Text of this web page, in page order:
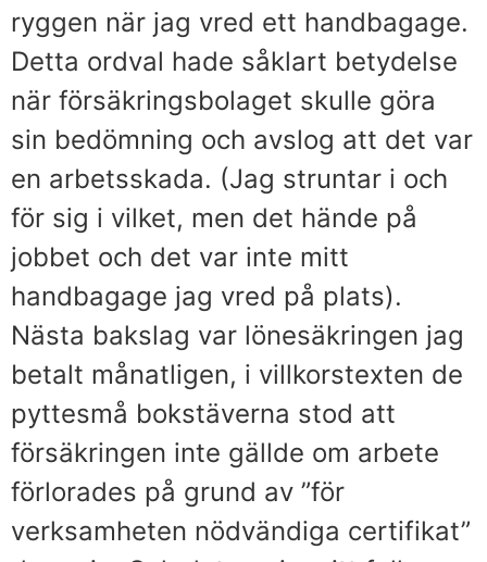
ryggen när jag vred ett handbagage.
Detta ordval hade såklart betydelse
när försäkringsbolaget skulle göra
sin bedömning och avslog att det var
en arbetsskada. (Jag struntar i och
för sig i vilket, men det hände på
jobbet och det var inte mitt
handbagage jag vred på plats).
Nästa bakslag var lönesäkringen jag
betalt månatligen, i villkorstexten de
pyttesmå bokstäverna stod att
försäkringen inte gällde om arbete
förlorades på grund av ”för
verksamheten nödvändiga certifikat”